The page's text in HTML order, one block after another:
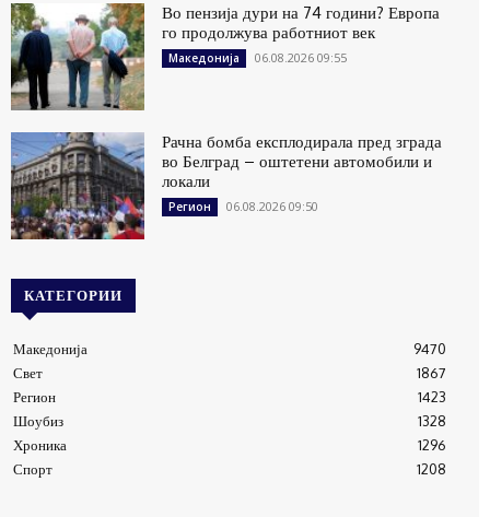
Во пензија дури на 74 години? Европа
го продолжува работниот век
Македонија 06.08.2026 09:55
Рачна бомба експлодирала пред зграда
во Белград – оштетени автомобили и
локали
Регион 06.08.2026 09:50
КАТЕГОРИИ
Македонија
9470
Свет
1867
Регион
1423
Шоубиз
1328
Хроника
1296
Спорт
1208